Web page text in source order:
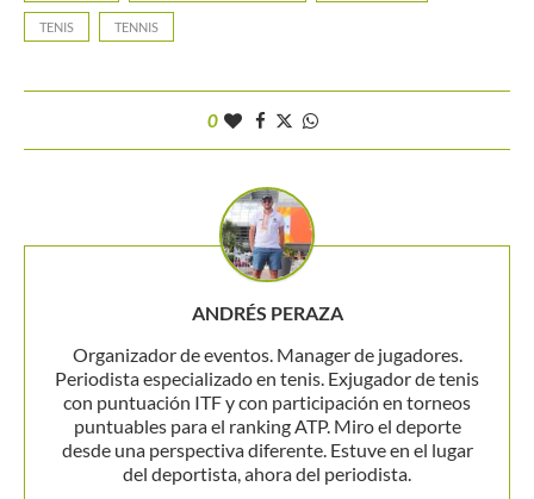
TENIS TENNIS
0
ANDRÉS PERAZA
Organizador de eventos. Manager de jugadores.
Periodista especializado en tenis. Exjugador de tenis
con puntuación ITF y con participación en torneos
puntuables para el ranking ATP. Miro el deporte
desde una perspectiva diferente. Estuve en el lugar
del deportista, ahora del periodista.